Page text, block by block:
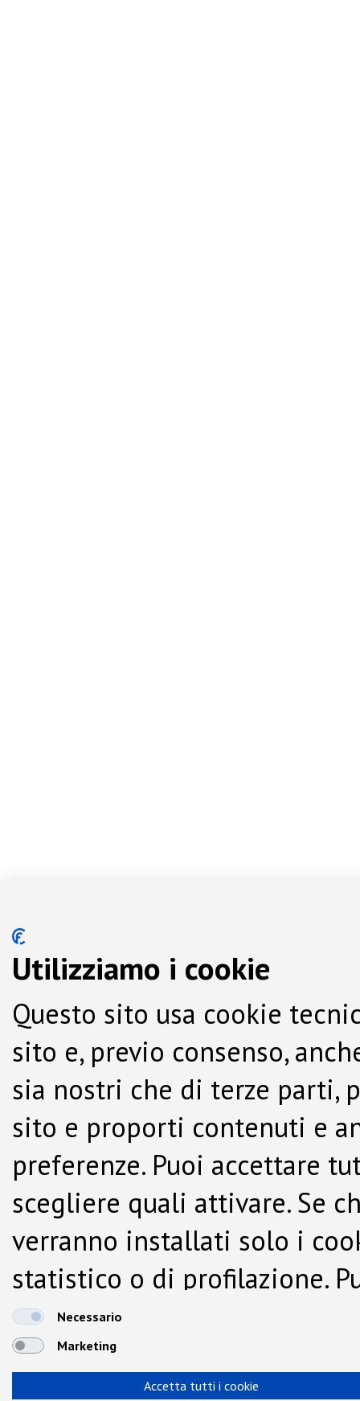
Utilizziamo i cookie
Questo sito usa cookie
sito e, previo consenso,
sia nostri che di terze parti,
sito e proporti contenuti e
preferenze. Puoi accettare
scegliere quali attivare. Se
verranno installati solo i
statistico o di profilazione.
dalla Cookie Policy.
Necessario
Marketing
Accetta tutti i cookie